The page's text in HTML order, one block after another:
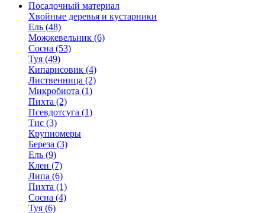
Посадочный материал
Хвойные деревья и кустарники
Ель (48)
Можжевельник (6)
Сосна (53)
Туя (49)
Кипарисовик (4)
Лиственница (2)
Микробиота (1)
Пихта (2)
Псевдотсуга (1)
Тис (3)
Крупномеры
Береза (3)
Ель (9)
Клен (7)
Липа (6)
Пихта (1)
Сосна (4)
Туя (6)